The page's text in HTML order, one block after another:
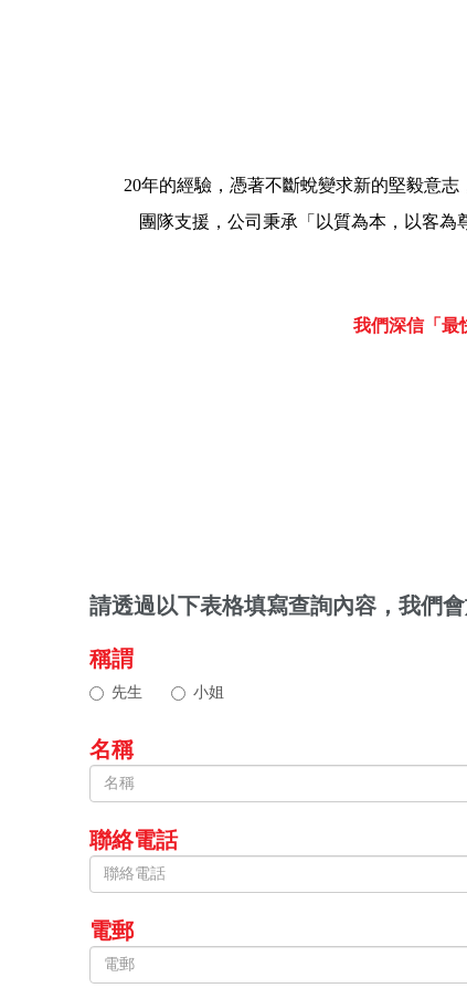
20年的經驗，憑著不斷蛻變求新的堅毅意
團隊支援，公司秉承「以質為本，以客為
我們深信「最
請透過以下表格填寫查詢內容，我們
稱謂
先生 小姐
名稱
聯絡電話
電郵